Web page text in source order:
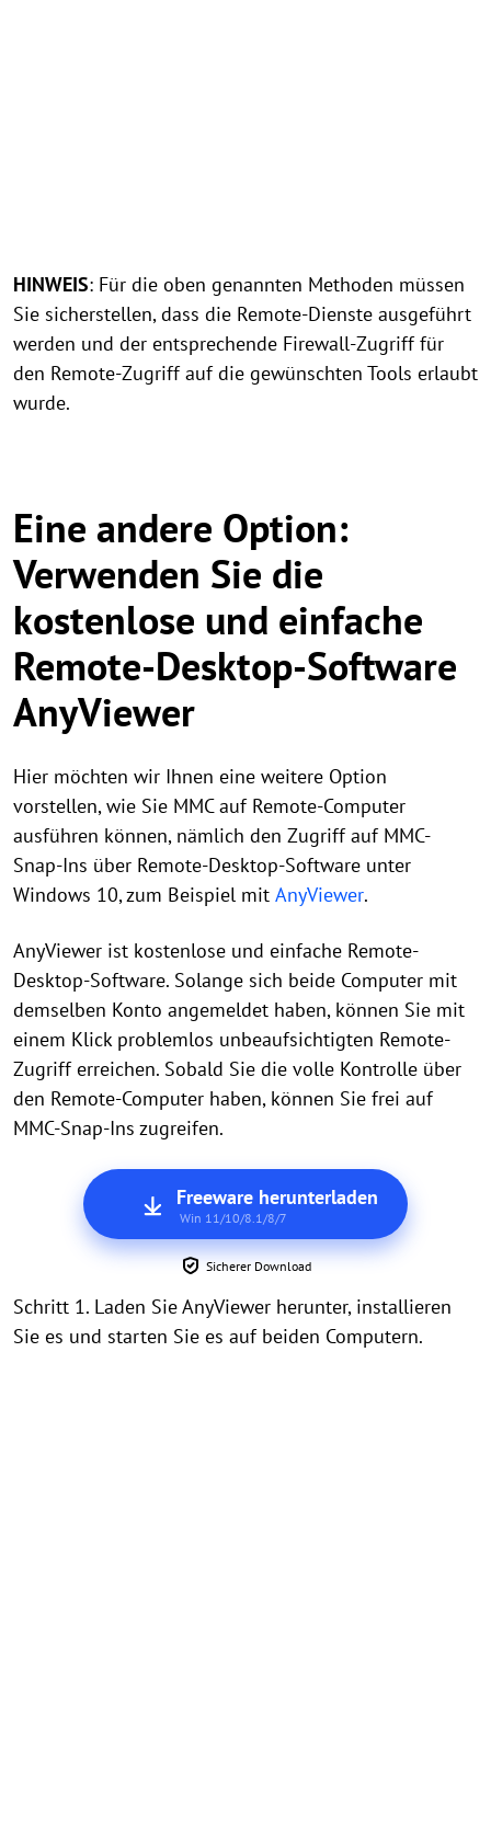
HINWEIS: Für die oben genannten Methoden müssen
Sie sicherstellen, dass die Remote-Dienste ausgeführt
werden und der entsprechende Firewall-Zugriff für
den Remote-Zugriff auf die gewünschten Tools erlaubt
wurde.
Eine andere Option:
Verwenden Sie die
kostenlose und einfache
Remote-Desktop-Software
AnyViewer
Hier möchten wir Ihnen eine weitere Option
vorstellen, wie Sie MMC auf Remote-Computer
ausführen können, nämlich den Zugriff auf MMC-
Snap-Ins über Remote-Desktop-Software unter
Windows 10, zum Beispiel mit AnyViewer.
AnyViewer ist kostenlose und einfache Remote-
Desktop-Software. Solange sich beide Computer mit
demselben Konto angemeldet haben, können Sie mit
einem Klick problemlos unbeaufsichtigten Remote-
Zugriff erreichen. Sobald Sie die volle Kontrolle über
den Remote-Computer haben, können Sie frei auf
MMC-Snap-Ins zugreifen.
Freeware herunterladen
Win 11/10/8.1/8/7
Sicherer Download
Schritt 1. Laden Sie AnyViewer herunter, installieren
Sie es und starten Sie es auf beiden Computern.